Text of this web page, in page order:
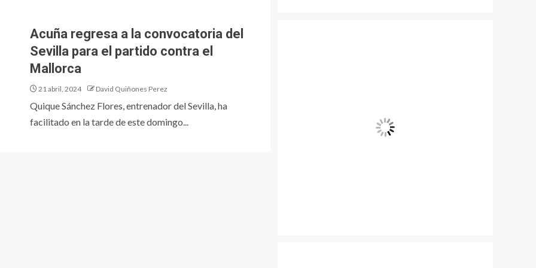
Acuña regresa a la convocatoria del
Sevilla para el partido contra el
Mallorca
21 abril, 2024 David Quiñones Perez
Quique Sánchez Flores, entrenador del Sevilla, ha
facilitado en la tarde de este domingo...